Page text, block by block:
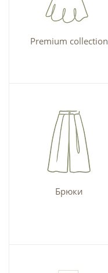
Premium collection
Брюки